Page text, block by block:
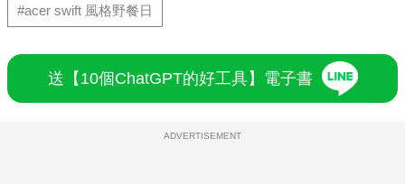
#acer swift 風格野餐日
送【10個ChatGPT的好工具】電子書
ADVERTISEMENT